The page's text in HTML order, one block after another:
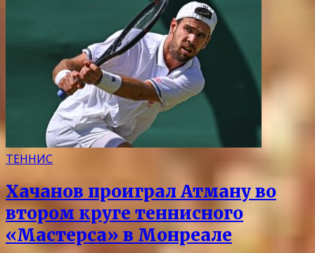
ТЕННИС
Хачанов проиграл Атману во
втором круге теннисного
«Мастерса» в Монреале